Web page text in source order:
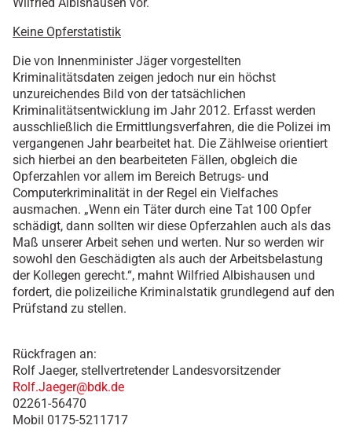
Keine Opferstatistik
Die von Innenminister Jäger vorgestellten
Kriminalitätsdaten zeigen jedoch nur ein höchst
unzureichendes Bild von der tatsächlichen
Kriminalitätsentwicklung im Jahr 2012. Erfasst werden
ausschließlich die Ermittlungsverfahren, die die Polizei im
vergangenen Jahr bearbeitet hat. Die Zählweise orientiert
sich hierbei an den bearbeiteten Fällen, obgleich die
Opferzahlen vor allem im Bereich Betrugs- und
Computerkriminalität in der Regel ein Vielfaches
ausmachen. „Wenn ein Täter durch eine Tat 100 Opfer
schädigt, dann sollten wir diese Opferzahlen auch als das
Maß unserer Arbeit sehen und werten. Nur so werden wir
sowohl den Geschädigten als auch der Arbeitsbelastung
der Kollegen gerecht.“, mahnt Wilfried Albishausen und
fordert, die polizeiliche Kriminalstatik grundlegend auf den
Prüfstand zu stellen.
Rückfragen an:
Rolf Jaeger, stellvertretender Landesvorsitzender
Rolf.Jaeger@bdk.de
02261-56470
Mobil 0175-5211717